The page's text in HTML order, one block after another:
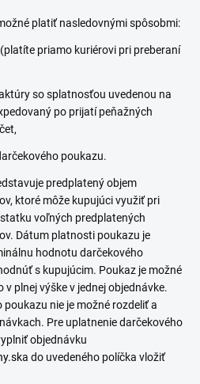
platiť nasledovnými spôsobmi:
priamo kuriérovi pri preberaní
so splatnosťou uvedenou na
po prijatí peňažných
poukazu.
predplatený objem
ktoré môže kupujúci využiť pri
voľných predplatených
Dátum platnosti poukazu je
hodnotu darčekového
s kupujúcim. Poukaz je možné
plnej výške v jednej objednávke.
nie je možné rozdeliť a
Pre uplatnenie darčekového
objednávku
a do uvedeného políčka vložiť